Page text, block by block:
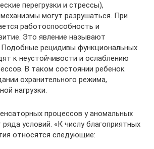
перегрузки и стрессы),
могут разрушаться. При
работоспособность и
Это явление называют
рецидивы функциональных
к неустойчивости и ослаблению
В таком состоянии ребенок
охранительного режима,
нагрузки.
процессов у аномальных
условий. «К числу благоприятных
относятся следующие: